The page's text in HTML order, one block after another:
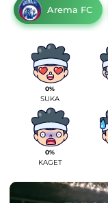
Arema FC
0%
SUKA
0%
KAGET